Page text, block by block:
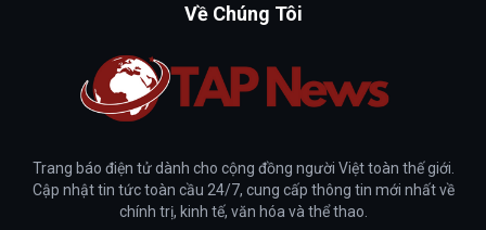
Về Chúng Tôi
Trang báo điện tử dành cho cộng đồng người Việt toàn thế giới.
Cập nhật tin tức toàn cầu 24/7, cung cấp thông tin mới nhất về
chính trị, kinh tế, văn hóa và thể thao.